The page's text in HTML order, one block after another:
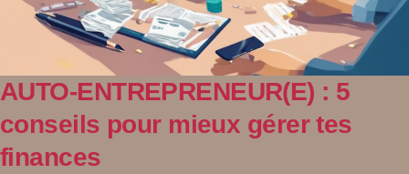
AUTO-ENTREPRENEUR(E) : 5
conseils pour mieux gérer tes
finances